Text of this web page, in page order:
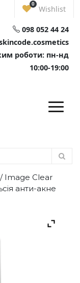
0
Wishlist
098 052 44 24
роботи: пн-нд
10:00-19:00
/ Image Clear
анти-акне